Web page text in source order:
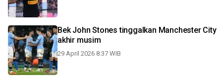
Bek John Stones tinggalkan Manchester City
akhir musim
29 April 2026 8:37 WIB